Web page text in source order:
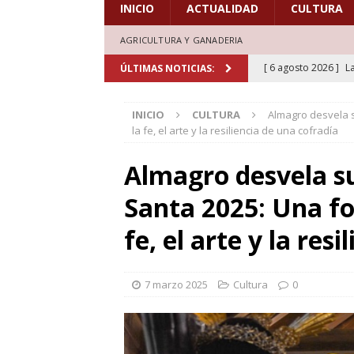
INICIO ACTUALIDAD CULTURA
AGRICULTURA Y GANADERIA
ÚLTIMAS NOTICIAS: [ 6 agosto 2026 ]
[ 6 agosto 2026 ]
[ 5 agosto 2026 ]
aficionados al
deporte el verano
doblones y
INICIO CULTURA
Almagro desvela
la fe, el arte y la resiliencia de una cofradía
Almagro desvela
Santa 2025: Una
fe, el arte y la
7 marzo 2025 Cultura 0